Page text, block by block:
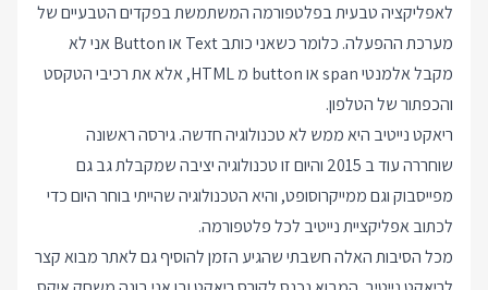
לאפליקציה טבעית בפלטפורמה המשתמשת בפקדים הטבעיים של
מערכת ההפעלה. כלומר כשאני כותב Text או Button אני לא
מקבל אלמנטי span או button מ HTML, אלא את רכיבי הטקסט
והכפתור של הטלפון.
ריאקט נייטיב היא ממש לא טכנולוגיה חדשה. גירסה ראשונה
שוחררה עוד ב 2015 והיום זו טכנולוגיה יציבה שמקבלת גב גם
מפייסבוק וגם ממייקרוסופט, והיא הטכנולוגיה שהייתי בוחר היום כדי
לכתוב אפליקציית נייטיב לכל פלטפורמה.
מכל הסיבות האלה חשבתי שהגיע הזמן להוסיף גם לאתר מבוא קצר